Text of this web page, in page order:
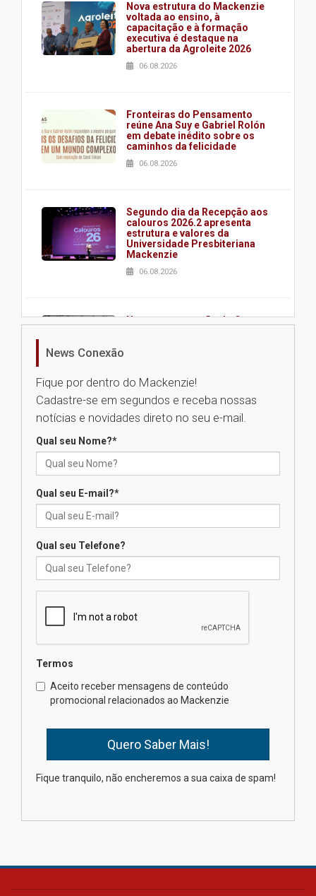
Nova estrutura do Mackenzie
voltada ao ensino, à
capacitação e à formação
executiva é destaque na
abertura da Agroleite 2026
06.08.2026
Fronteiras do Pensamento
reúne Ana Suy e Gabriel Rolón
em debate inédito sobre os
caminhos da felicidade
06.08.2026
Segundo dia da Recepção aos
calouros 2026.2 apresenta
estrutura e valores da
Universidade Presbiteriana
Mackenzie
06.08.2026
Nova apresentação do Centro
Universidade Mackenzie
realizará nova edição da Feira
das novas tecnologias em
calouros do segundo semestre
04.08.2026
Brasília prepara seus
estudantes para o PAS antes
mesmo do Ensino Médio
na educação dos filhos além da
News Conexão
Fique por dentro do Mackenzie!
Cadastre-se em segundos e receba nossas
notícias e novidades direto no seu e-mail.
Qual seu Nome?*
Qual seu E-mail?*
Qual seu Telefone?
Termos
Aceito receber mensagens de conteúdo
promocional relacionados ao Mackenzie
Fique tranquilo, não encheremos a sua caixa de spam!